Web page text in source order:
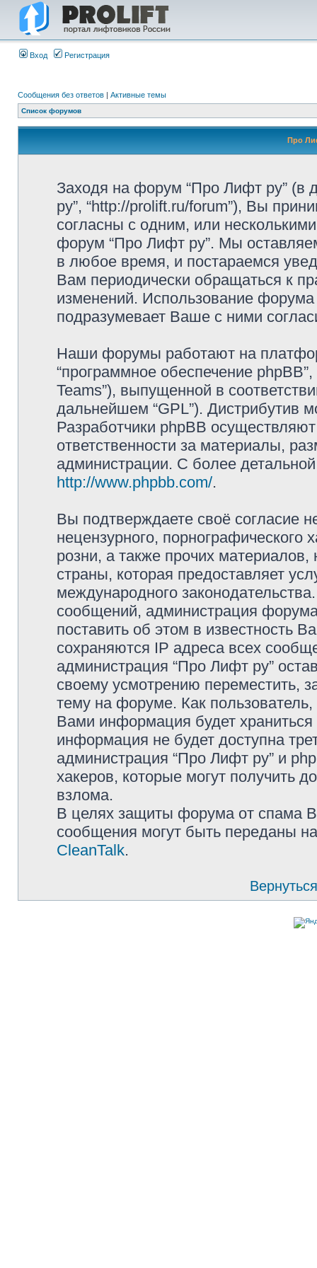
Вход Регистрация
Сообщения без ответов | Активные темы
Список форумов
Про
Заходя на форум “Про Лифт ру”
ру”, “http://prolift.ru/forum”), Вы
согласны с одним, или
форум “Про Лифт ру”. Мы
в любое время, и постараемся
Вам периодически обращаться к
изменений. Использование
подразумевает Ваше с ними
Наши форумы работают на
“программное обеспечение
Teams”), выпущенной в
дальнейшем “GPL”). Дистрибутив
Разработчики phpBB
ответственности за материалы,
администрации. С более
http://www.phpbb.com/.
Вы подтверждаете своё согласие
нецензурного, порнографического
розни, а также прочих
страны, которая предоставляет
международного
сообщений, администрация
поставить об этом в известность
сохраняются IP адреса всех
администрация “Про Лифт ру”
своему усмотрению переместить,
тему на форуме. Как
Вами информация будет
информация не будет доступна
администрация “Про Лифт ру” и
хакеров, которые могут получить
взлома.
В целях защиты форума от спама
сообщения могут быть переданы
CleanTalk.